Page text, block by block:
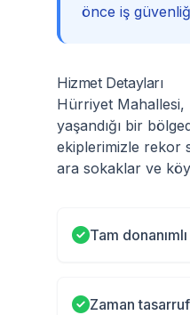
önce iş
Hizmet Detayları
Hürriyet Mahallesi,
yaşandığı bir
ekiplerimizle rekor
ara sokaklar ve
Tam
Zaman